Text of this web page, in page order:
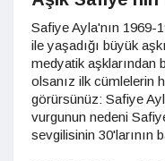
Safiye Ayla'nın 1969-
ile yaşadığı büyük
medyatik aşklarından
olsanız ilk cümlelerin
görürsünüz: Safiye
vurgunun nedeni
sevgilisinin 30'larının